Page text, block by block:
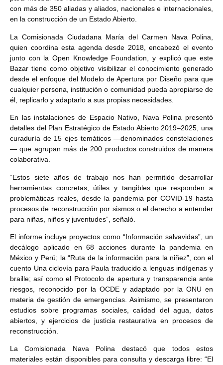
con más de 350 aliadas y aliados, nacionales e internacionales,
en la construcción de un Estado Abierto.
La Comisionada Ciudadana María del Carmen Nava Polina,
quien coordina esta agenda desde 2018, encabezó el evento
junto con la Open Knowledge Foundation, y explicó que este
Bazar tiene como objetivo visibilizar el conocimiento generado
desde el enfoque del Modelo de Apertura por Diseño para que
cualquier persona, institución o comunidad pueda apropiarse de
él, replicarlo y adaptarlo a sus propias necesidades.
En las instalaciones de Espacio Nativo, Nava Polina presentó
detalles del Plan Estratégico de Estado Abierto 2019–2025, una
curaduría de 15 ejes temáticos —denominados constelaciones
— que agrupan más de 200 productos construidos de manera
colaborativa.
“Estos siete años de trabajo nos han permitido desarrollar
herramientas concretas, útiles y tangibles que responden a
problemáticas reales, desde la pandemia por COVID-19 hasta
procesos de reconstrucción por sismos o el derecho a entender
para niñas, niños y juventudes”, señaló.
El informe incluye proyectos como “Información salvavidas”, un
decálogo aplicado en 68 acciones durante la pandemia en
México y Perú; la “Ruta de la información para la niñez”, con el
cuento Una ciclovía para Paula traducido a lenguas indígenas y
braille; así como el Protocolo de apertura y transparencia ante
riesgos, reconocido por la OCDE y adaptado por la ONU en
materia de gestión de emergencias. Asimismo, se presentaron
estudios sobre programas sociales, calidad del agua, datos
abiertos, y ejercicios de justicia restaurativa en procesos de
reconstrucción.
La Comisionada Nava Polina destacó que todos estos
materiales están disponibles para consulta y descarga libre: “El